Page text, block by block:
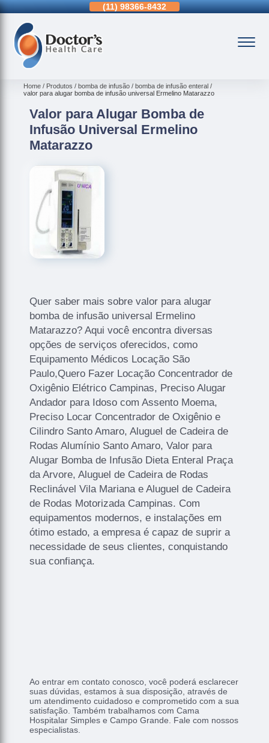
3963-0036 (11) 98366-8432 (15)3326-9334
Home Produtos bomba de infusão
bomba de infusão enteral
valor para alugar bomba de infusão universal Ermelino Matarazzo
Valor para Alugar Bomba de
Infusão Universal Ermelino
Matarazzo
Quer saber mais sobre valor para alugar
bomba de infusão universal Ermelino
Matarazzo? Aqui você encontra diversas
opções de serviços oferecidos, como
Equipamento Médicos Locação São
Paulo,Quero Fazer Locação Concentrador de
Oxigênio Elétrico Campinas, Preciso Alugar
Andador para Idoso com Assento Moema,
Preciso Locar Concentrador de Oxigênio e
Cilindro Santo Amaro, Aluguel de Cadeira de
Rodas Alumínio Santo Amaro, Valor para
Alugar Bomba de Infusão Dieta Enteral Praça
da Arvore, Aluguel de Cadeira de Rodas
Reclinável Vila Mariana e Aluguel de Cadeira
de Rodas Motorizada Campinas. Com
equipamentos modernos, e instalações em
ótimo estado, a empresa é capaz de suprir a
necessidade de seus clientes, conquistando
sua confiança.
Ao entrar em contato conosco, você poderá esclarecer
suas dúvidas, estamos à sua disposição, através de
um atendimento cuidadoso e comprometido com a sua
satisfação. Também trabalhamos com Cama
Hospitalar Simples e Campo Grande. Fale com nossos
especialistas.